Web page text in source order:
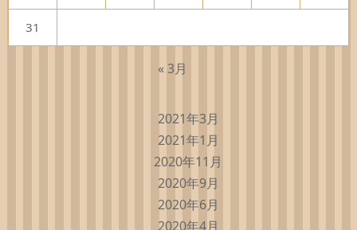
31
« 3月
2021年3月
2021年1月
2020年11月
2020年9月
2020年6月
2020年4月